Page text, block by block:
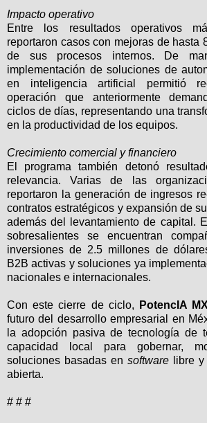
Impacto operativo
Entre los resultados operativos
reportaron casos con mejoras de hasta
de sus procesos internos. De
implementación de soluciones de
en inteligencia artificial permitió
operación que anteriormente
ciclos de días, representando una
en la productividad de los equipos.
Crecimiento comercial y financiero
El programa también detonó
relevancia. Varias de las
reportaron la generación de ingresos
contratos estratégicos y expansión de
además del levantamiento de capital.
sobresalientes se encuentran
inversiones de 2.5 millones de
B2B activas y soluciones ya
nacionales e internacionales.
Con este cierre de ciclo, PotencIA
futuro del desarrollo empresarial en
la adopción pasiva de tecnología de
capacidad local para gobernar,
soluciones basadas en software libre
abierta.
# # #